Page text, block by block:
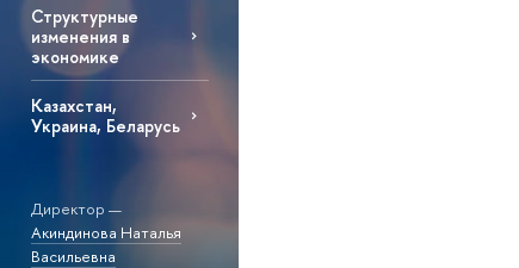
Структурные
изменения в
экономике
Казахстан,
Украина, Беларусь
Директор —
Акиндинова Наталья
Васильевна